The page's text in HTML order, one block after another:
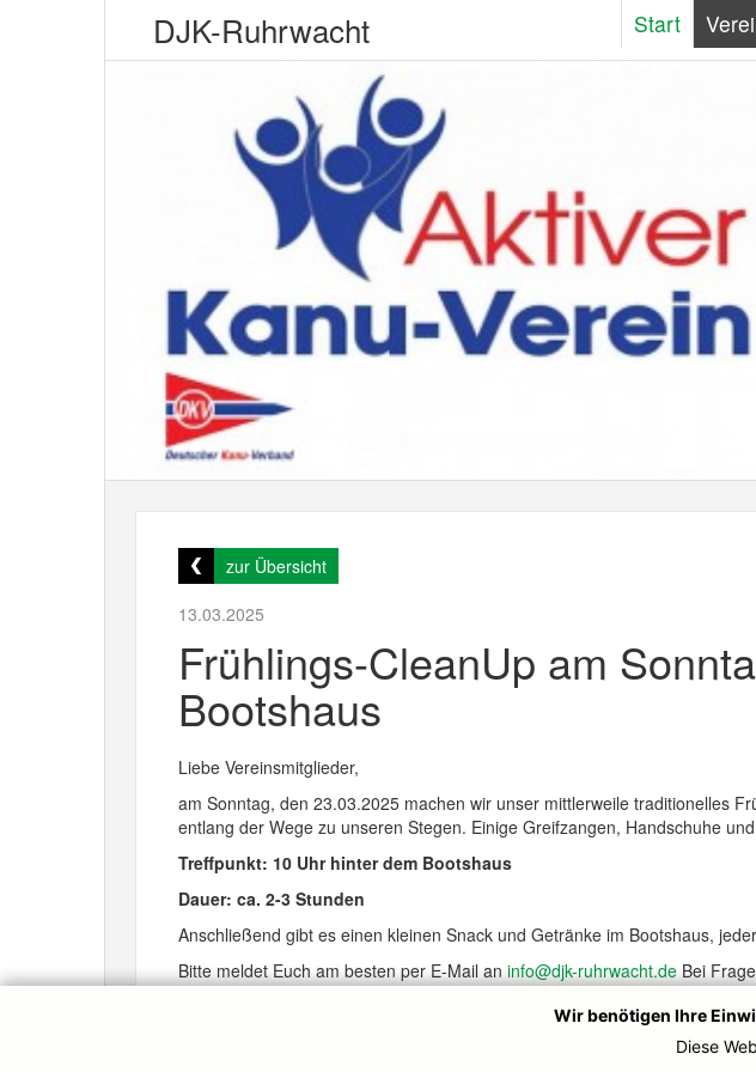
DJK-Ruhrwacht Start
zur Übersicht
13.03.2025
Frühlings-CleanUp am
Bootshaus
Liebe Vereinsmitglieder,
am Sonntag, den 23.03.2025 machen wir unser mittlerweile traditionelles
entlang der Wege zu unseren Stegen. Einige Greifzangen, Handschuhe
Treffpunkt: 10 Uhr hinter dem Bootshaus
Dauer: ca. 2-3 Stunden
Anschließend gibt es einen kleinen Snack und Getränke im Bootshaus,
Bitte meldet Euch am besten per E-Mail an info@djk-ruhrwacht.de Bei
Wir benötigen Ihre
Diese